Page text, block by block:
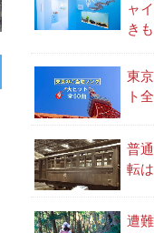
ャ
き
東
ト
普
転
遭